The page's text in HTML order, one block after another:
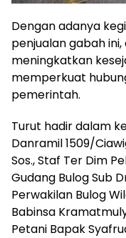
Dengan adanya
penjualan gabah
meningkatkan
memperkuat
pemerintah.
Turut hadir dalam
Danramil 1509/
Sos., Staf Ter Dim
Gudang Bulog Sub
Perwakilan Bulog
Babinsa
Petani Bapak